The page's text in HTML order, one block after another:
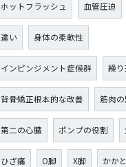
ホットフラッシュ 血管圧迫
違い 身体の柔軟性
インピンジメント症候群 繰
背骨矯正根本的な改善 筋肉
第二の心臓 ポンプの役割
ひざ痛 О脚 X脚 かか